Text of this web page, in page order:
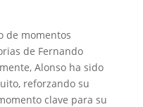
de momentos
de Fernando
Alonso ha sido
reforzando su
clave para su